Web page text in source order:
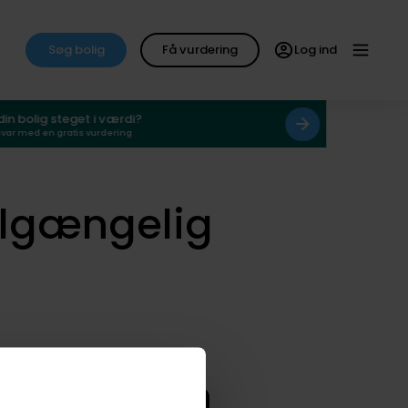
Søg bolig Få vurdering Log ind
bolig steget i værdi?
med en gratis vurdering